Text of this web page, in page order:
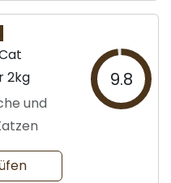
2kg
und
9.8